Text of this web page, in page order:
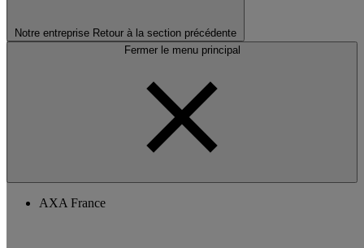
Notre entreprise Retour à la section précédente
Fermer le menu principal
AXA France